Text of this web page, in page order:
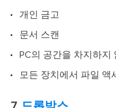
개인 금고
문서 스캔
PC의 공간을 차지하지
모든 장치에서 파일 액